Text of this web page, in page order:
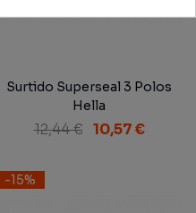
Surtido Superseal 3 Polos
Hella
12,44 € 10,57 €
-15%